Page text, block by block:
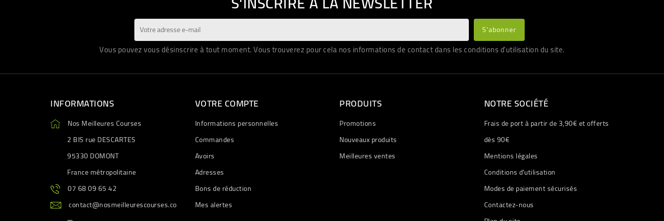
Vous pouvez vous désinscrire à tout moment. Vous trouverez pour cela nos informations de contact dans les conditions d'utilisation du site.
INFORMATIONS
Nos Meilleures Courses
2 BIS rue DESCARTES
95330 DOMONT
France métropolitaine
07 68 09 65 42
contact@nosmeilleurescourses.co
VOTRE COMPTE
Informations personnelles
Commandes
Avoirs
Adresses
Bons de réduction
Mes alertes
PRODUITS
Promotions
Nouveaux produits
Meilleures ventes
NOTRE SOCIÉTÉ
Frais de port à partir de 3,90€ et offerts
dès 90€
Mentions légales
Conditions d'utilisation
Modes de paiement sécurisés
Contactez-nous